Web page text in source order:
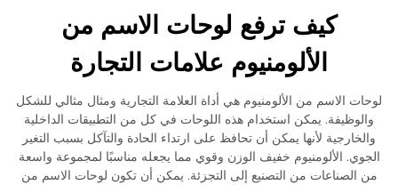
كيف ترفع لوحات الاسم من
الألومنيوم علامات التجارة
لوحات الاسم من الألومنيوم هي أداة العلامة التجارية ومثال مثالي للشكل
والوظيفة. يمكن استخدام هذه اللوحات في كل من التطبيقات الداخلية
والخارجية لأنها يمكن أن تحافظ على ارتداء الحادة والتآكل بسبب التغير
الجوي. الألومنيوم خفيف الوزن وقوي مما يجعله مناسبًا لمجموعة واسعة
من الصناعات من التصنيع إلى التجزئة. يمكن أن تكون لوحات الاسم من